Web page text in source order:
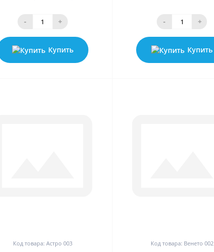
- +
Купить
- +
Купить
Код товара: Астро 003 Код товара: Венето 002